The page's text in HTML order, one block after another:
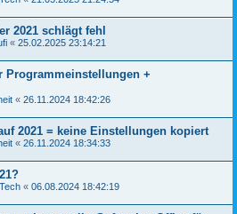
2021 schlägt fehl
« 25.02.2025 23:14:21
Programmeinstellungen +
« 26.11.2024 18:42:26
2021 = keine Einstellungen kopiert
« 26.11.2024 18:34:33
« 06.08.2024 18:42:19